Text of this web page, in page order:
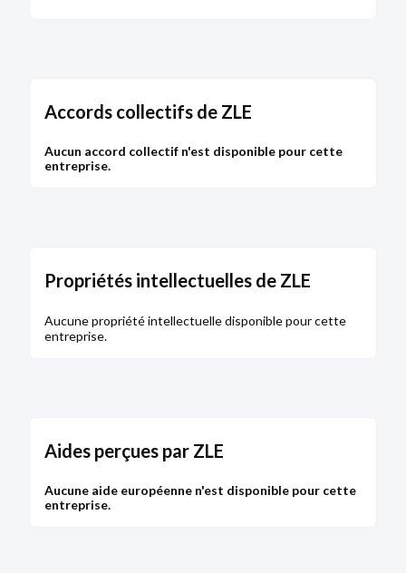
Accords collectifs de ZLE
Aucun accord collectif n'est disponible pour cette
entreprise.
Propriétés intellectuelles de ZLE
Aucune propriété intellectuelle disponible pour cette
entreprise.
Aides perçues par ZLE
Aucune aide européenne n'est disponible pour cette
entreprise.